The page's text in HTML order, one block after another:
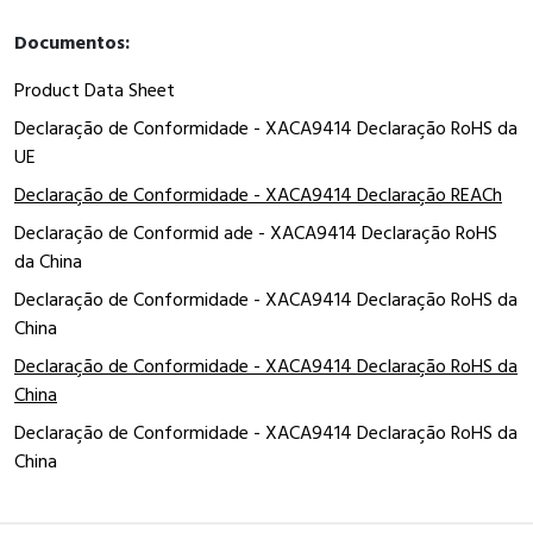
Documentos:
Product Data Sheet
Declaração de Conformidade - XACA9414 Declaração RoHS da
UE
Declaração de Conformidade - XACA9414 Declaração REACh
Declaração de Conformid ade - XACA9414 Declaração RoHS
da China
Declaração de Conformidade - XACA9414 Declaração RoHS da
China
Declaração de Conformidade - XACA9414 Declaração RoHS da
China
Declaração de Conformidade - XACA9414 Declaração RoHS da
China